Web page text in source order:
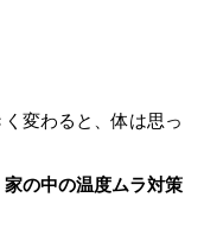
変わると、体は思っ
家の中の温度ムラ対策